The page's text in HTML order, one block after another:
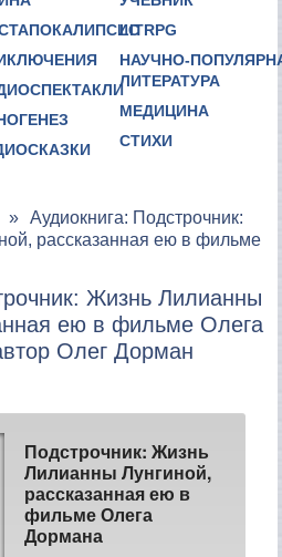
LITRPG
НАУЧНО-
ЛИТЕРАТУРА
МЕДИЦИНА
СТИХИ
Аудиокнига: Подстрочник:
рассказанная ею в фильме
Жизнь Лилианны
ею в фильме Олега
Олег Дорман
Подстрочник: Жизнь
Лилианны Лунгиной,
рассказанная ею в
фильме Олега
Дормана